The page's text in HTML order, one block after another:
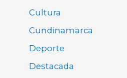
Cultura
Cundinamarca
Deporte
Destacada